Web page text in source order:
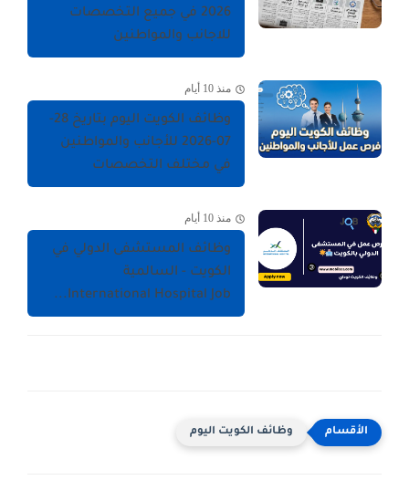
2026 في جميع التخصصات
للاجانب والمواطنين
منذ 10 أيام
وظائف الكويت اليوم بتاريخ 28-
07-2026 للأجانب والمواطنين
في مختلف التخصصات
منذ 10 أيام
وظائف المستشفى الدولي في
الكويت - السالمية
International Hospital Job...
وظائف الكويت اليوم